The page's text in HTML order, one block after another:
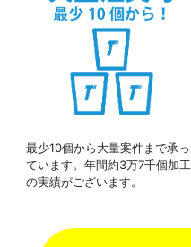
最少10個から大量案件まで承っ
ています。年間約3万7千個加工
の実績がございます。